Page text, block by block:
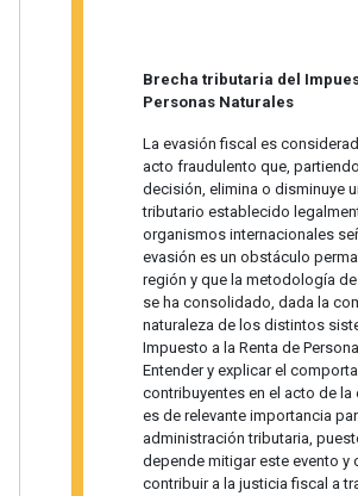
Brecha tributaria del
Personas Naturales
La evasión fiscal es
acto fraudulento que,
decisión, elimina o disminuye
tributario establecido
organismos internacionales
evasión es un obstáculo
región y que la metodología
se ha consolidado, dada la
naturaleza de los distintos
Impuesto a la Renta de
Entender y explicar el
contribuyentes en el acto de la
es de relevante importancia
administración tributaria,
depende mitigar este evento y
contribuir a la justicia fiscal a